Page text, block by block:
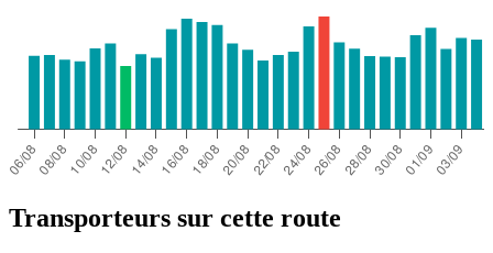
Transporteurs sur cette route